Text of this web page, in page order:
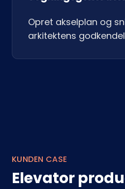
Opret akselplan og
arkitektens
KUNDEN CASE
Elevator